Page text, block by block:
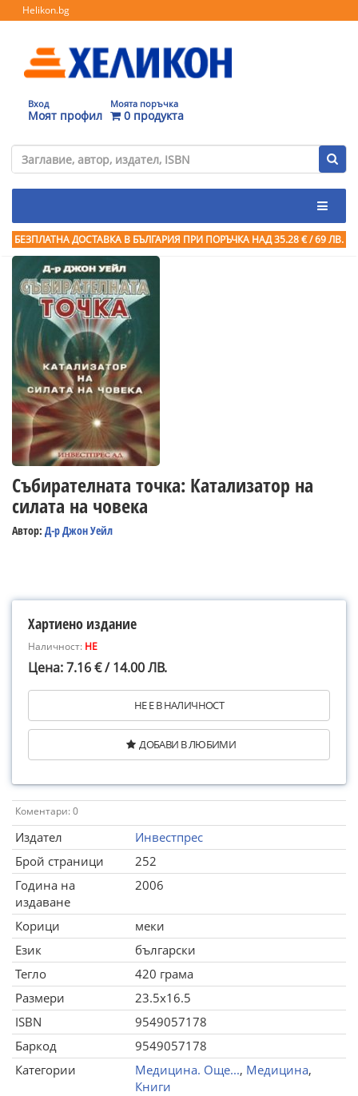
Helikon.bg
Вход
Моят профил
Моята поръчка
0 продукта
БЕЗПЛАТНА ДОСТАВКА В БЪЛГАРИЯ ПРИ ПОРЪЧКА НАД 35.28 € / 69 ЛВ.
Събирателната точка: Катализатор на
силата на човека
Автор: Д-р Джон Уейл
Хартиено издание
Наличност: НЕ
Цена: 7.16 € / 14.00 ЛВ.
НЕ Е В НАЛИЧНОСТ
ДОБАВИ В ЛЮБИМИ
Коментари: 0
Издател
Инвестпрес
Брой страници
252
Година на
издаване
2006
Корици
меки
Език
български
Тегло
420 грама
Размери
23.5x16.5
ISBN
9549057178
Баркод
9549057178
Категории
Медицина. Още..., Медицина,
Книги